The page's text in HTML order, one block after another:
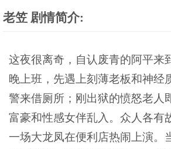
老笠 剧情简介:
这夜很离奇，自认废青的阿平来
晚上班，先遇上刻薄老板和神经
警来借厕所；刚出狱的愤怒老人
富豪和性感女伴乱入。众人各有
一场大龙凤在便利店热闹上演。